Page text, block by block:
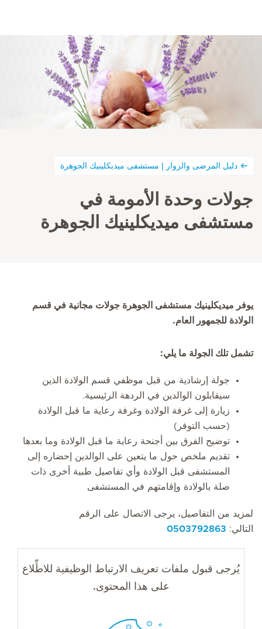
دليل المرضى والزوار | مستشفى ميديكلينيك الجوهرة
جولات وحدة الأمومة في
مستشفى ميديكلينيك الجوهرة
يوفر ميديكلينيك مستشفى الجوهرة جولات مجانية في قسم
الولادة للجمهور العام.
تشمل تلك الجولة ما يلي:
جولة إرشادية من قبل موظفي قسم الولادة الذين
سيقابلون الوالدين في الردهة الرئيسية.
زيارة إلى غرفة الولادة وغرفة رعاية ما قبل الولادة
(حسب التوفر)
توضيح الفرق بين أجنحة رعاية ما قبل الولادة وما بعدها
تقديم ملخص حول ما يتعين على الوالدين إحضاره إلى
المستشفى قبل الولادة وأي تفاصيل طبية أخرى ذات
صلة بالولادة وإقامتهم في المستشفى
لمزيد من التفاصيل، يرجى الاتصال على الرقم
التالي: 0503792863
يُرجى قبول ملفات تعريف الارتباط الوظيفية للاطِّلاع
على هذا المحتوى.